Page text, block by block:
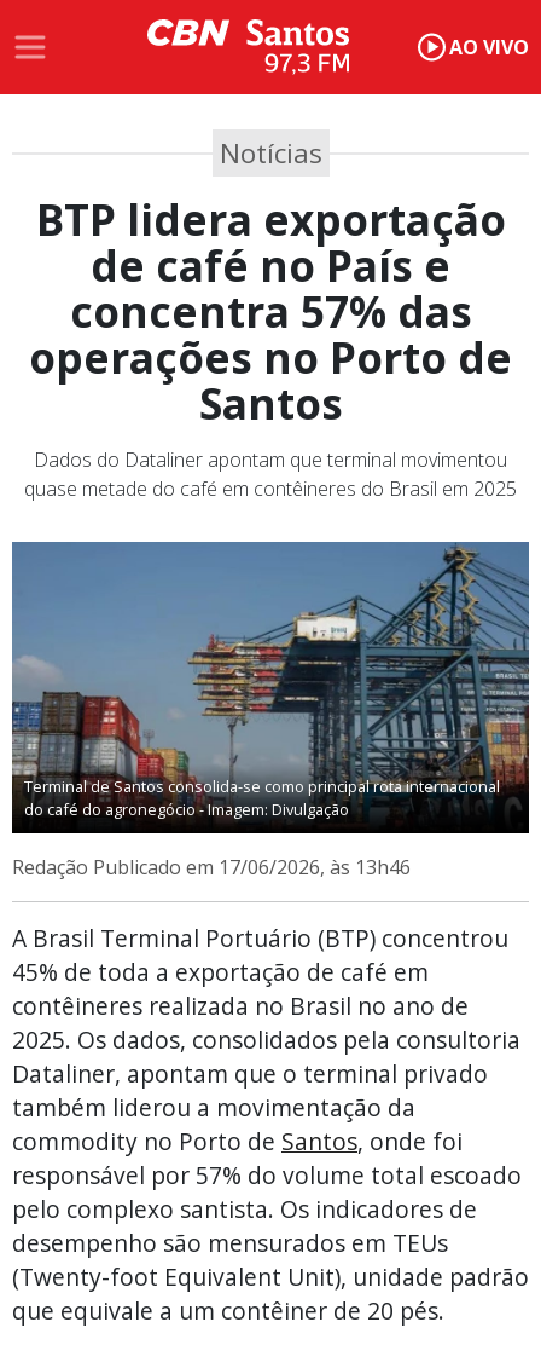
AO VIVO
Notícias
BTP lidera exportação
de café no País e
concentra 57% das
operações no Porto de
Santos
Dados do Dataliner apontam que terminal movimentou
quase metade do café em contêineres do Brasil em 2025
Terminal de Santos consolida-se como principal rota internacional
do café do agronegócio - Imagem: Divulgação
Redação Publicado em 17/06/2026, às 13h46
A Brasil Terminal Portuário (BTP) concentrou
45% de toda a exportação de café em
contêineres realizada no Brasil no ano de
2025. Os dados, consolidados pela consultoria
Dataliner, apontam que o terminal privado
também liderou a movimentação da
commodity no Porto de Santos, onde foi
responsável por 57% do volume total escoado
pelo complexo santista. Os indicadores de
desempenho são mensurados em TEUs
(Twenty-foot Equivalent Unit), unidade padrão
que equivale a um contêiner de 20 pés.